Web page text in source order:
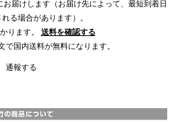
届けします（お届け先によって、最短到着日
る場合があります）。
ります。
送料を確認する
国内送料が無料になります。
通報する